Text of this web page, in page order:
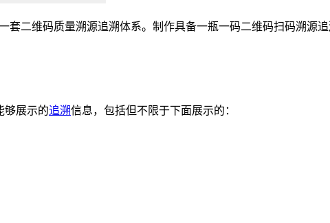
维码质量溯源追溯体系。制作具备一瓶一码二维码扫码溯源追
够展示的追溯信息，包括但不限于下面展示的：